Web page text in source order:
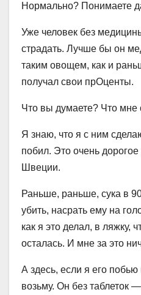
Нормально? Понимаете
Уже человек без
страдать. Лучше бы он
таким овощем, как и
получал свои прОценты.
Что вы думаете? Что мне
Я знаю, что я с ним
побил. Это очень дорогое
Швеции.
Раньше, раньше, сука в
убить, насрать ему на
как я это делал, в ляжку,
осталась. И мне за это
А здесь, если я его
возьму. Он без таблеток